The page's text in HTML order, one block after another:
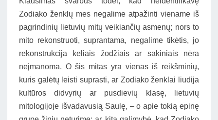
Zodiako ženklų mes negalime atpažinti viename iš
pagrindinių lietuvių mitų veikiančių asmenų; nors to
mito rekonstruoti, suprantama, negalime tikėtis, jo
rekonstrukcija keliais žodžiais ar sakiniais nėra
neįmanoma. O šis mitas yra vienas iš reikšminių,
kuris galėtų leisti suprasti, ar Zodiako ženklai liudija
kultūros didvyrių ar pusdievių klasę, lietuvių
mitologijoje išvadavusią Saulę, – o apie tokią epinę